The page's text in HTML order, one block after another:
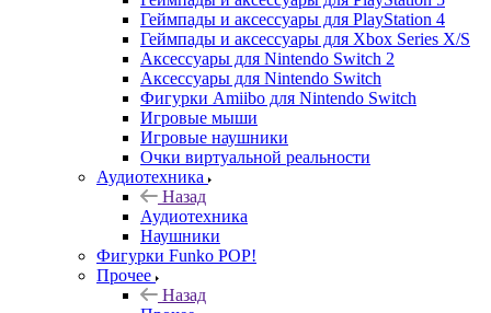
Геймпады и аксессуары для PlayStation 4
Геймпады и аксессуары для Xbox Series X/S
Аксессуары для Nintendo Switch 2
Аксессуары для Nintendo Switch
Фигурки Amiibo для Nintendo Switch
Игровые мыши
Игровые наушники
Очки виртуальной реальности
Аудиотехника
Назад
Аудиотехника
Наушники
Фигурки Funko POP!
Прочее
Назад